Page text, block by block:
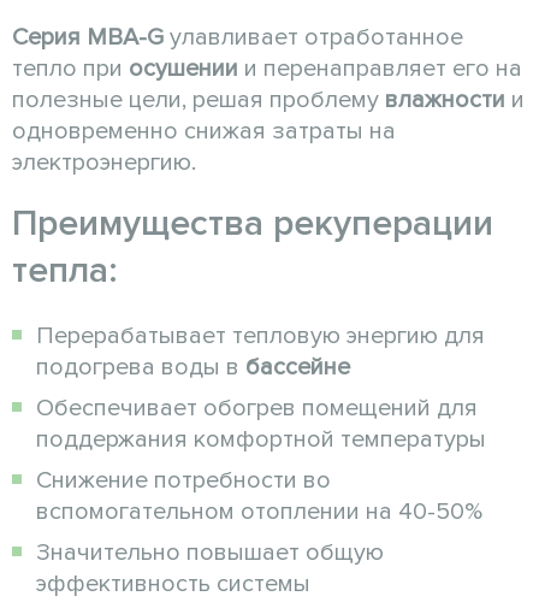
Серия MBA-G улавливает отработанное
тепло при осушении и перенаправляет его на
полезные цели, решая проблему влажности и
одновременно снижая затраты на
электроэнергию.
Преимущества рекуперации
тепла:
Перерабатывает тепловую энергию для
подогрева воды в бассейне
Обеспечивает обогрев помещений для
поддержания комфортной температуры
Снижение потребности во
вспомогательном отоплении на 40-50%
Значительно повышает общую
эффективность системы